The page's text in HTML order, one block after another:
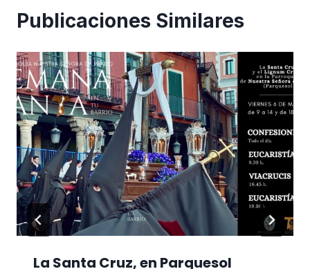
Publicaciones Similares
La Santa Cruz, en Parquesol